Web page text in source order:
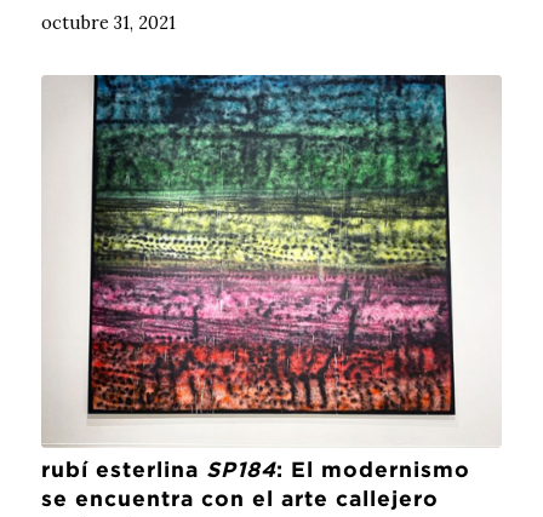
octubre 31, 2021
rubí esterlina SP184: El modernismo
se encuentra con el arte callejero